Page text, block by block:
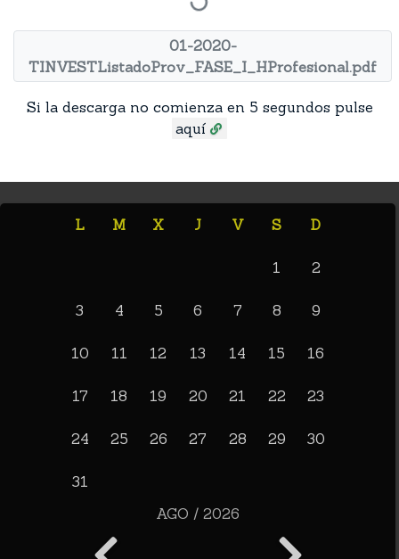
01-2020-
TINVESTListadoProv_FASE_I_HProfesional.pdf
Si la descarga no comienza en 5 segundos pulse
aquí
L M X J V S D
1 2
3 4 5 6 7 8 9
10 11 12 13 14 15 16
17 18 19 20 21 22 23
24 25 26 27 28 29 30
31
AGO / 2026